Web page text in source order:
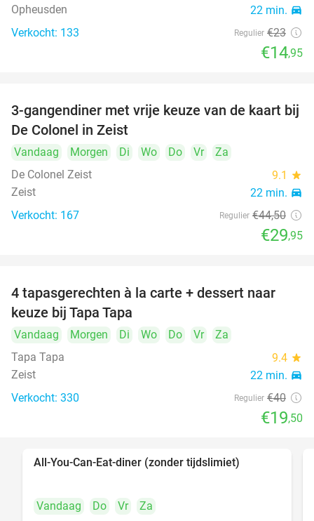
Opheusden 22 min. directions_car
Verkocht: 133 Regulier €23
€14,95
33%
3-gangendiner met vrije keuze van de kaart bij
De Colonel in Zeist
Vandaag Morgen Di Wo Do Vr
Za
De Colonel Zeist
9.1 star
Zeist 22 min. directions_car
Verkocht: 167 Regulier €44,50
€29,95
51%
4 tapasgerechten à la carte + dessert naar
keuze bij Tapa Tapa
Vandaag Morgen Di Wo Do Vr
Za
Tapa Tapa
9.4 star
Zeist 22 min. directions_car
Verkocht: 330 Regulier €40
€19,50
All-You-Can-Eat-diner (zonder tijdslimiet)
Vandaag Do Vr
Za